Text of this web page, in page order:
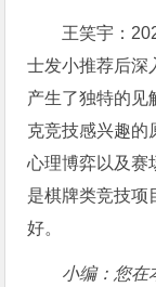
王笑宇：
士发小推荐后深
产生了独特的见
克竞技感兴趣的
心理博弈以及赛
是棋牌类竞技项
好。
小编：您在